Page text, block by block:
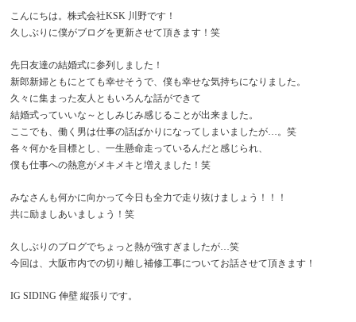
こんにちは。株式会社KSK 川野です！
久しぶりに僕がブログを更新させて頂きます！笑
先日友達の結婚式に参列しました！
新郎新婦ともにとても幸せそうで、僕も幸せな気持ちになりました。
久々に集まった友人ともいろんな話ができて
結婚式っていいな～としみじみ感じることが出来ました。
ここでも、働く男は仕事の話ばかりになってしまいましたが…。笑
各々何かを目標とし、一生懸命走っているんだと感じられ、
僕も仕事への熱意がメキメキと増えました！笑
みなさんも何かに向かって今日も全力で走り抜けましょう！！！
共に励ましあいましょう！笑
久しぶりのブログでちょっと熱が強すぎましたが…笑
今回は、大阪市内での切り離し補修工事についてお話させて頂きます！
IG SIDING 伸壁 縦張りです。